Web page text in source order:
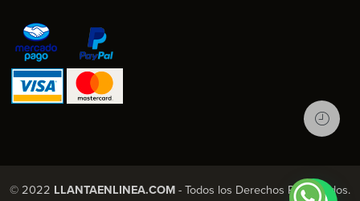
© 2022 LLANTAENLINEA.COM - Todos los Derechos Reservados.